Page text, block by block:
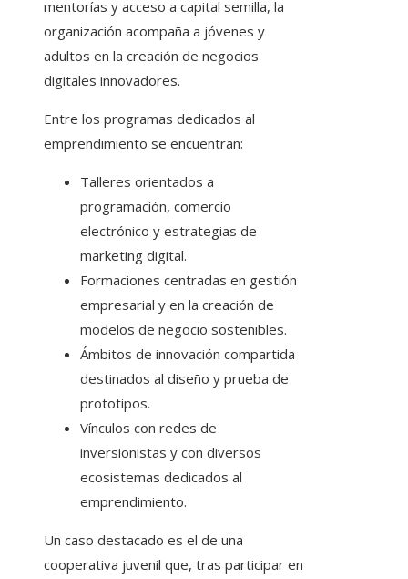
mentorías y acceso a capital semilla, la
organización acompaña a jóvenes y
adultos en la creación de negocios
digitales innovadores.
Entre los programas dedicados al
emprendimiento se encuentran:
Talleres orientados a
programación, comercio
electrónico y estrategias de
marketing digital.
Formaciones centradas en gestión
empresarial y en la creación de
modelos de negocio sostenibles.
Ámbitos de innovación compartida
destinados al diseño y prueba de
prototipos.
Vínculos con redes de
inversionistas y con diversos
ecosistemas dedicados al
emprendimiento.
Un caso destacado es el de una
cooperativa juvenil que, tras participar en